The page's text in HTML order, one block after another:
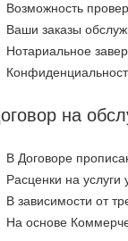
Возможность
Ваши заказы
Нотариальное
на
В Договоре
Расценки на
В зависимости от
На основе